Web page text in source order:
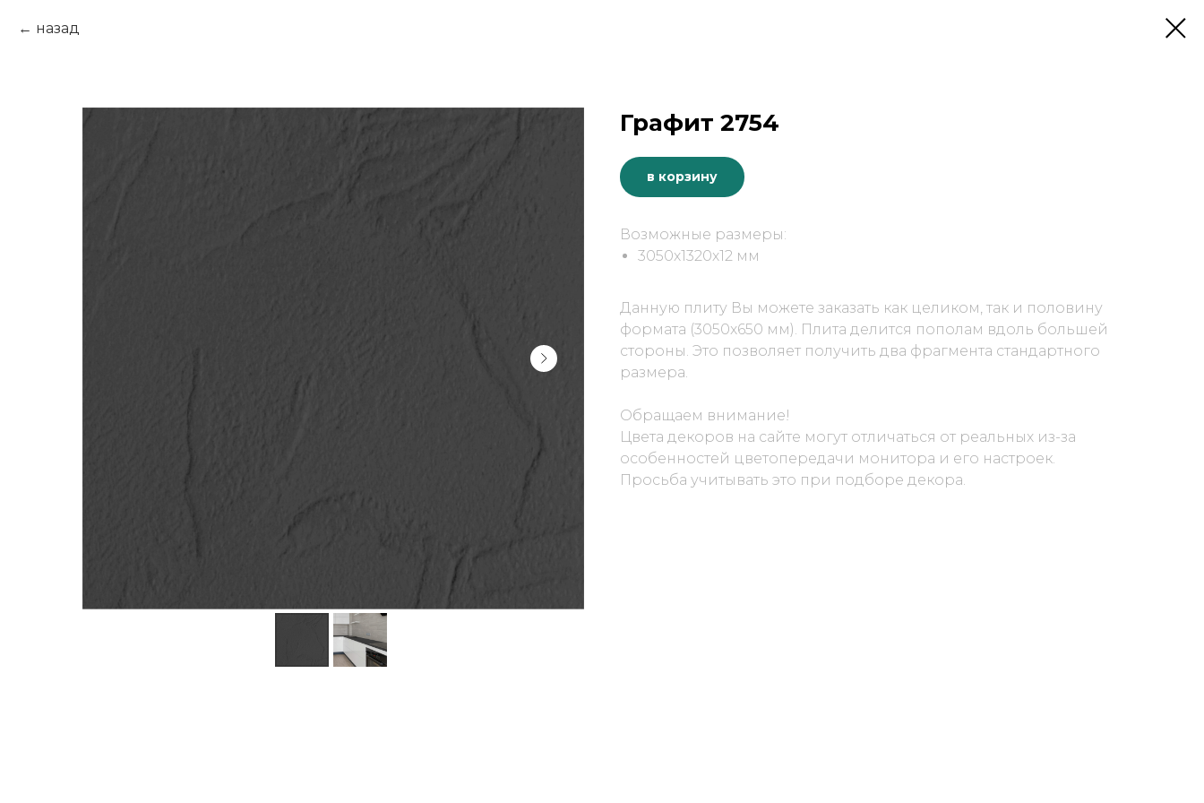
назад
Графит 2754
в корзину
Возможные размеры:
3050х1320х12 мм
Данную плиту Вы можете заказать как целиком, так и половину
формата (3050х650 мм). Плита делится пополам вдоль большей
стороны. Это позволяет получить два фрагмента стандартного
размера.
Обращаем внимание!
Цвета декоров на сайте могут отличаться от реальных из-за
особенностей цветопередачи монитора и его настроек.
Просьба учитывать это при подборе декора.